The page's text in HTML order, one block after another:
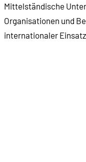
Mittelständische
Organisationen und
internationaler